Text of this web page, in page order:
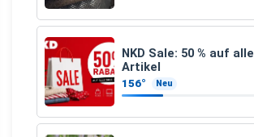
NKD Sale: 50 % auf
Artikel
156° Neu